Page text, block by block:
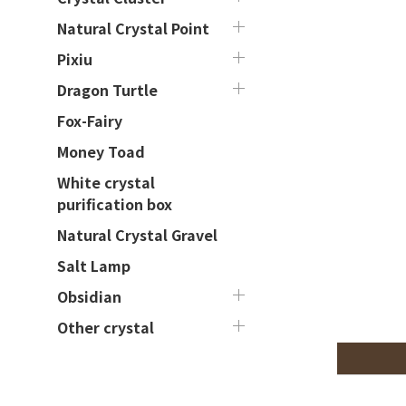
Natural Crystal Point
Pixiu
Dragon Turtle
Fox-Fairy
Money Toad
White crystal
purification box
Natural Crystal Gravel
Salt Lamp
Obsidian
Other crystal